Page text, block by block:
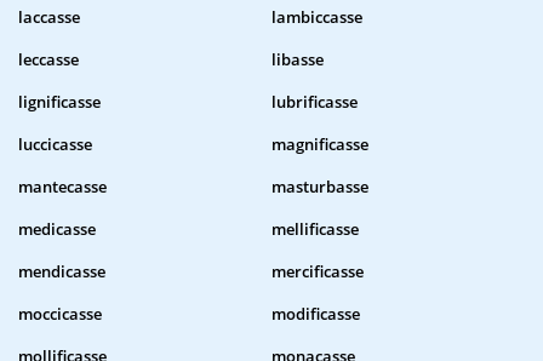
laccasse
lambiccasse
leccasse
libasse
lignificasse
lubrificasse
luccicasse
magnificasse
mantecasse
masturbasse
medicasse
mellificasse
mendicasse
mercificasse
moccicasse
modificasse
mollificasse
monacasse